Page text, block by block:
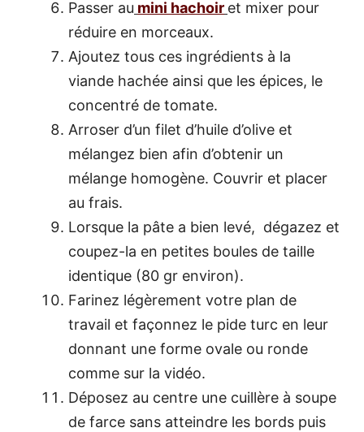
Passer au mini hachoir et mixer pour
réduire en morceaux.
Ajoutez tous ces ingrédients à la
viande hachée ainsi que les épices, le
concentré de tomate.
Arroser d’un filet d’huile d’olive et
mélangez bien afin d’obtenir un
mélange homogène. Couvrir et placer
au frais.
Lorsque la pâte a bien levé, dégazez et
coupez-la en petites boules de taille
identique (80 gr environ).
Farinez légèrement votre plan de
travail et façonnez le pide turc en leur
donnant une forme ovale ou ronde
comme sur la vidéo.
Déposez au centre une cuillère à soupe
de farce sans atteindre les bords puis